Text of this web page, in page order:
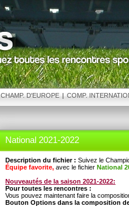
CHAMP. D'EUROPE | COMP.
National 2021-2022
Description du fichier : Suivez le
Équipe favorite, avec le fichier National
Nouveautés de la saison 2021-2022:
Pour toutes les rencontres :
Vous pouvez maintenant faire la
Bouton Options dans la composition